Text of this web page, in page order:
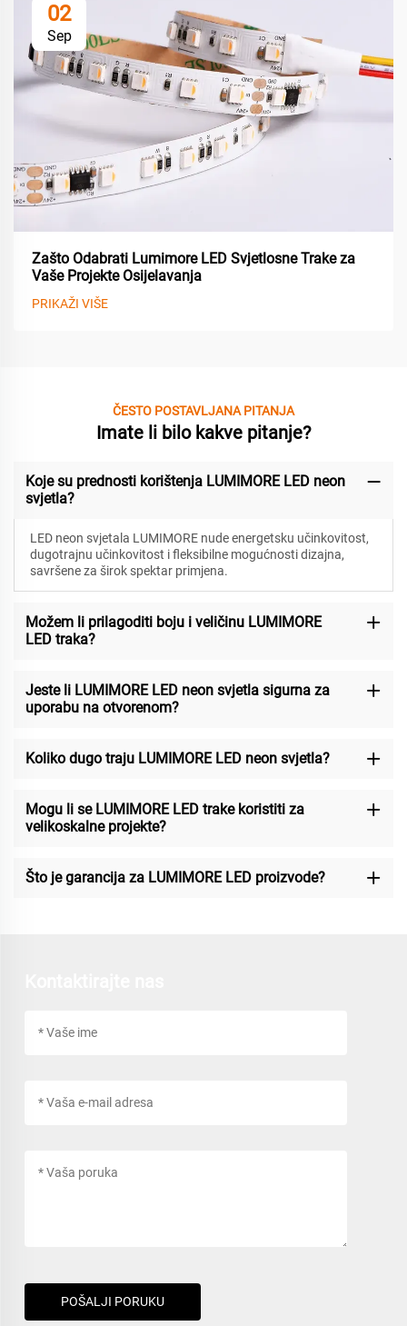
02
Sep
Zašto Odabrati Lumimore LED Svjetlosne Trake za
Vaše Projekte Osijelavanja
PRIKAŽI VIŠE
ČESTO POSTAVLJANA PITANJA
Imate li bilo kakve pitanje?
Koje su prednosti korištenja LUMIMORE LED neon
svjetla?
LED neon svjetala LUMIMORE nude energetsku učinkovitost,
dugotrajnu učinkovitost i fleksibilne mogućnosti dizajna,
savršene za širok spektar primjena.
Možem li prilagoditi boju i veličinu LUMIMORE
LED traka?
Jeste li LUMIMORE LED neon svjetla sigurna za
uporabu na otvorenom?
Koliko dugo traju LUMIMORE LED neon svjetla?
Mogu li se LUMIMORE LED trake koristiti za
velikoskalne projekte?
Što je garancija za LUMIMORE LED proizvode?
POŠALJI PORUKU